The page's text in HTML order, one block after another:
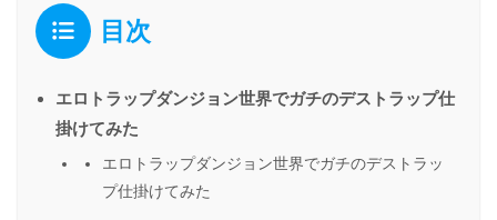
目次
エロトラップダンジョン世界でガチのデストラップ仕
掛けてみた
エロトラップダンジョン世界でガチのデストラッ
プ仕掛けてみた